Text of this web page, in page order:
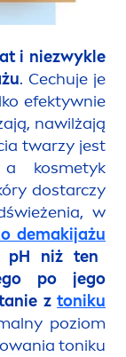
i niezwykle
. Cechuje je
efektywnie
nawilżają
twarzy jest
kosmetyk
dostarczy
w
demakijażu
pH niż ten
po jego
z toniku
poziom
toniku